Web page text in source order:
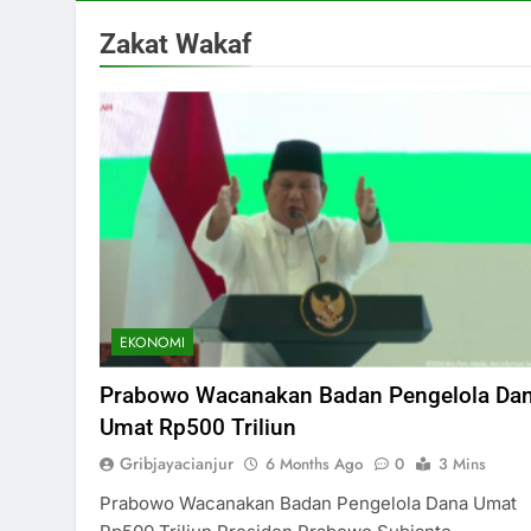
Zakat Wakaf
EKONOMI
Prabowo Wacanakan Badan Pengelola
Umat Rp500 Triliun
Gribjayacianjur 6 Months Ago 0
3 Mins
Prabowo Wacanakan Badan Pengelola Dana Umat